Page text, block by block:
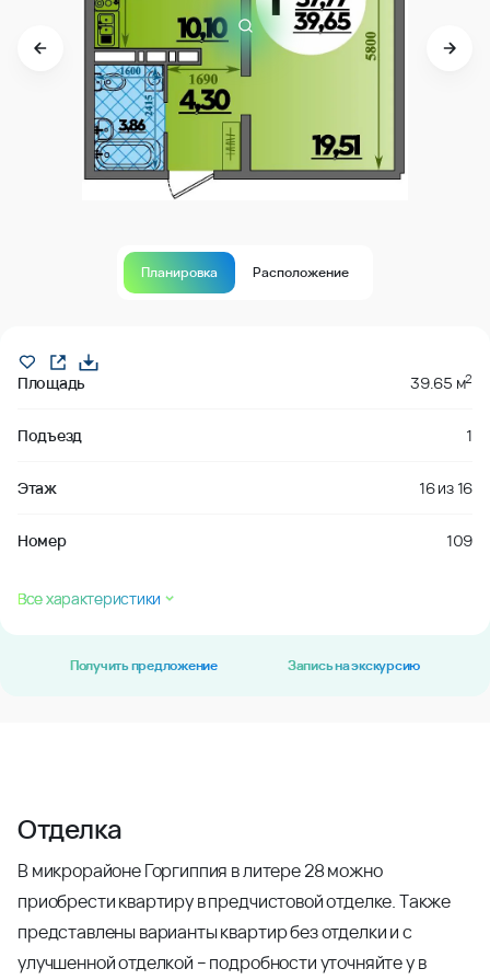
Планировка Расположение
Площадь 39.65 м2
Подъезд 1
Этаж 16из16
Номер 109
Все характеристики
Получить предложение Запись на экскурсию
Отделка
В микрорайоне Горгиппия в литере 28 можно
приобрести квартиру в предчистовой отделке. Также
представлены варианты квартир без отделки и с
улучшенной отделкой – подробности уточняйте у в